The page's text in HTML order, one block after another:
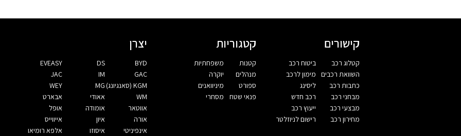
קישורים
קטלוג רכב
השוואת רכבים
כתבות רכב
מבחני רכב
מבצעי רכב
מחירון רכב
ביטוח רכב
מימון לרכב
ליסינג
רכב חדש
ייעוץ רכב
רישום לניוזלטר
קטגוריות
קטנות
מנהלים
ספורט
פנאי שטח
משפחתיות
יוקרה
מיניוואנים
מסחרי
יצרן
BYD
DS
EVEASY
GAC
IM
JAC
KGM (סאנגיונג)
MG
WEY
WM
אאודי
אבארט
אווטאר
אומודה
אופל
אורה
איון
אייווייס
אינפיניטי
איסוזו
אלפא רומיאו